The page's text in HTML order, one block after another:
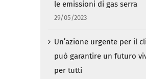
le emissioni di gas serra
29/05/2023
Un’azione urgente per il
può garantire un futuro
per tutti